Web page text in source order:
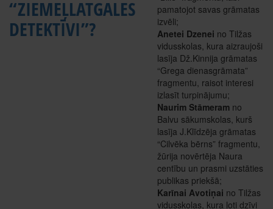
“ZIEMEĻLATGALES
DETEKTĪVI”?
pamatojot savas grāmatas
izvēli;
Anetei Dzenei no Tilžas
vidusskolas, kura aizraujoši
lasīja Dž.Kinnija grāmatas
“Grega dienasgrāmata”
fragmentu, raisot interesi
izlasīt turpinājumu;
Naurim Stāmeram no
Balvu sākumskolas, kurš
lasīja J.Klīdzēja grāmatas
“Cilvēka bērns” fragmentu,
žūrija novērtēja Naura
centību un prasmi uzstāties
publikas priekšā;
Karīnai Avotiņai no Tilžas
vidusskolas, kura ļoti dzīvi